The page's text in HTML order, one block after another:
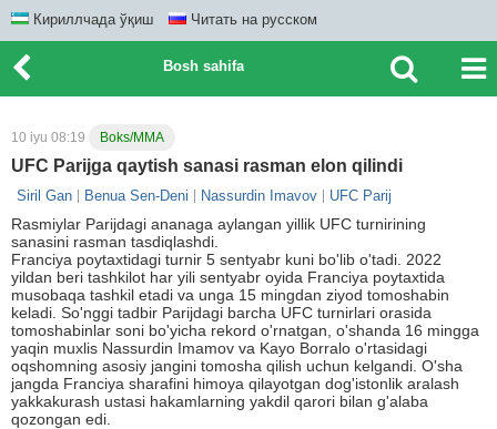
Кириллчада ўқиш Читать на русском
Bosh sahifa
10 iyu 08:19 Boks/MMA
UFC Parijga qaytish sanasi rasman elon qilindi
Siril Gan Benua Sen-Deni Nassurdin Imavov UFC Parij
Rasmiylar Parijdagi ananaga aylangan yillik UFC turnirining
sanasini rasman tasdiqlashdi.
Franciya poytaxtidagi turnir 5 sentyabr kuni bo'lib o'tadi. 2022
yildan beri tashkilot har yili sentyabr oyida Franciya poytaxtida
musobaqa tashkil etadi va unga 15 mingdan ziyod tomoshabin
keladi. So'nggi tadbir Parijdagi barcha UFC turnirlari orasida
tomoshabinlar soni bo'yicha rekord o'rnatgan, o'shanda 16 mingga
yaqin muxlis Nassurdin Imamov va Kayo Borralo o'rtasidagi
oqshomning asosiy jangini tomosha qilish uchun kelgandi. O'sha
jangda Franciya sharafini himoya qilayotgan dog'istonlik aralash
yakkakurash ustasi hakamlarning yakdil qarori bilan g'alaba
qozongan edi.